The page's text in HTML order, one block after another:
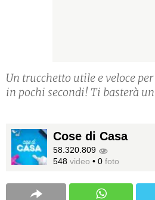
Un trucchetto utile e veloce
in pochi secondi! Ti basterà
Cose di Casa
58.320.809
548 video • 0 foto